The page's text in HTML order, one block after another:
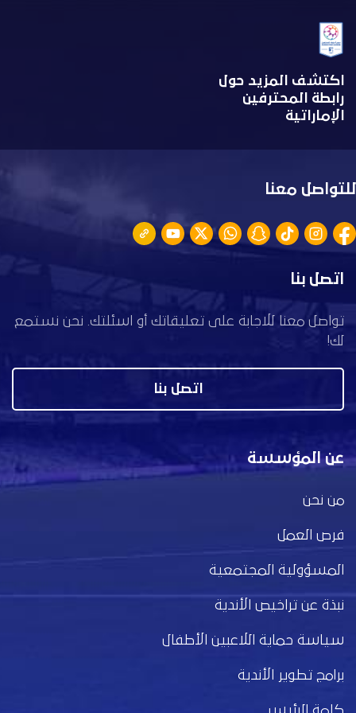
اكتشف المزيد حول
رابطة المحترفين
الإماراتية
للتواصل معنا
اتصل بنا
تواصل معنا للاجابة على تعليقاتك أو اسئلتك. نحن نستمع
لك!
اتصل بنا
عن المؤسسة
من نحن
فرص العمل
المسؤولية المجتمعية
نبذة عن تراخيص الأندية
سياسة حماية اللاعبين الأطفال
برامج تطوير الأندية
كلمة الرئيس